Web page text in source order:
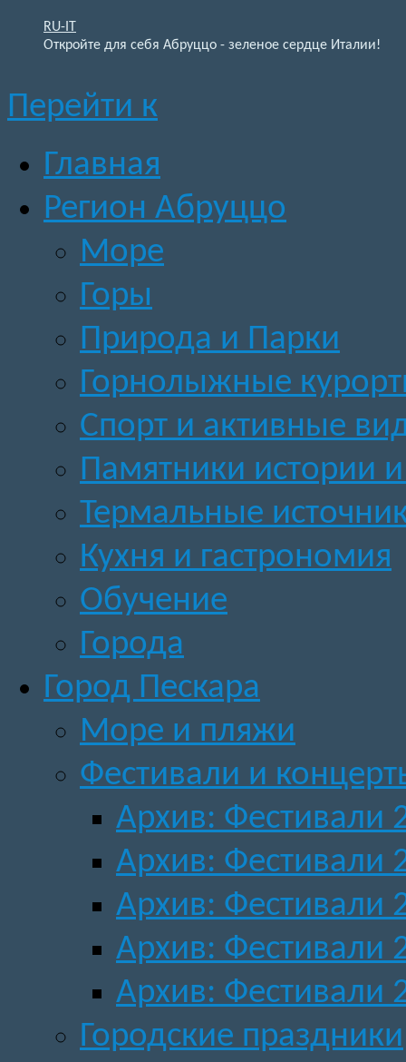
RU-IT
Откройте для себя Абруццо - зеленое сердце Италии!
Перейти к
Главная
Регион Абруццо
Море
Горы
Природа и Парки
Горнолыжные
Спорт и активные
Памятники истории
Термальные
Кухня и гастрономия
Обучение
Города
Город Пескара
Море и пляжи
Фестивали и
Архив: Фестивали
Архив: Фестивали
Архив: Фестивали
Архив: Фестивали
Архив: Фестивали
Городские праздники